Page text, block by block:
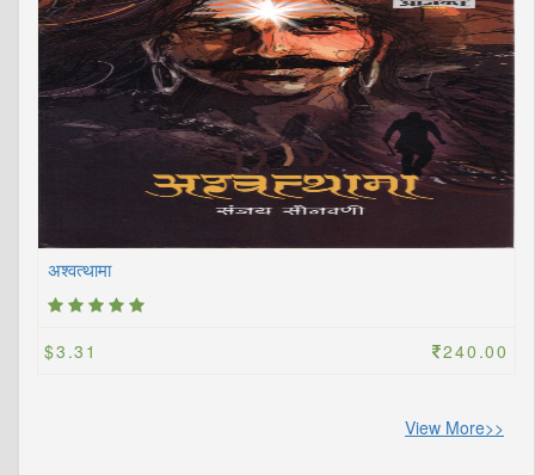
अश्वत्थामा
$3.31 240.00
View More>>